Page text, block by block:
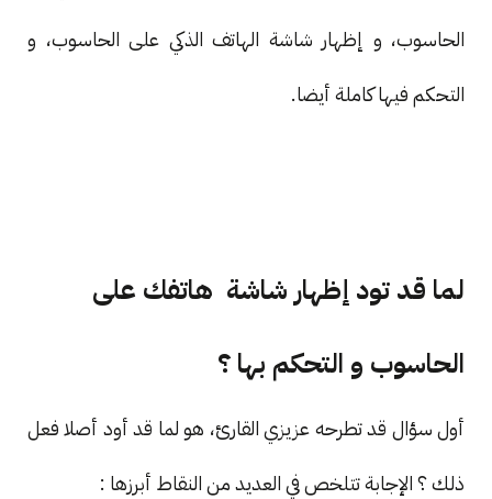
الحاسوب، و إظهار شاشة الهاتف الذكي على الحاسوب، و
التحكم فيها كاملة أيضا.
لما قد تود إظهار شاشة هاتفك على
الحاسوب و التحكم بها ؟
أول سؤال قد تطرحه عزيزي القارئ، هو لما قد أود أصلا فعل
ذلك ؟ الإجابة تتلخص في العديد من النقاط أبرزها :